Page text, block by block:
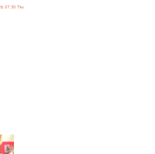
け！美沙子さんからのコ
Thu.